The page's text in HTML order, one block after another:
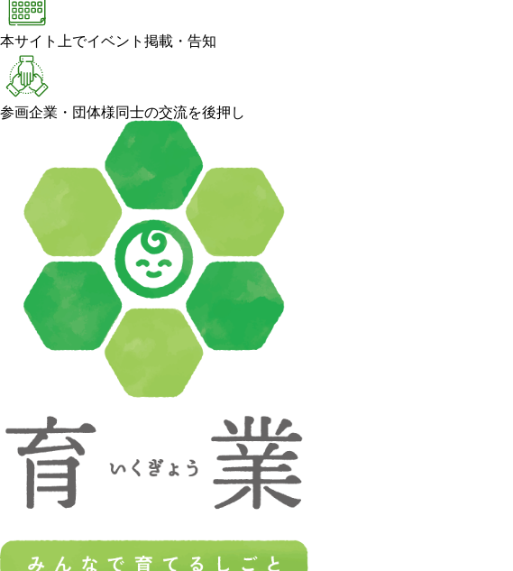
本サイト上でイベント掲載・告知
参画企業・団体様同士の交流を後押し